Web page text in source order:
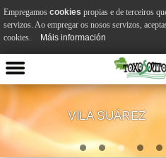
VILA SUÁREZ
Empregamos cookies propias e de terceiros
servizos. Ao empregar os nosos servizos,
cookies.
Máis información